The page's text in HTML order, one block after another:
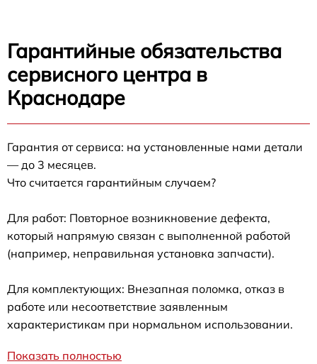
Гарантийные обязательства
сервисного центра в
Краснодаре
Гарантия от сервиса: на установленные нами детали
— до 3 месяцев.
Что считается гарантийным случаем?
Для работ: Повторное возникновение дефекта,
который напрямую связан с выполненной работой
(например, неправильная установка запчасти).
Для комплектующих: Внезапная поломка, отказ в
работе или несоответствие заявленным
характеристикам при нормальном использовании.
Показать полностью